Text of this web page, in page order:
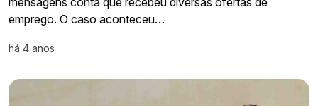
emprego. O caso aconteceu…
há 4 anos